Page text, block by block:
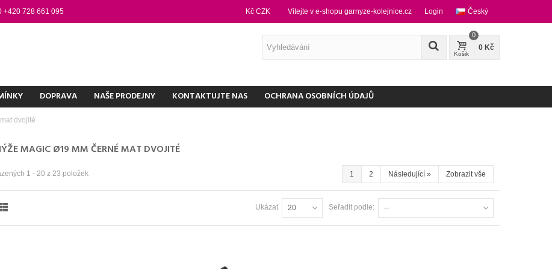
+420 728 661 095 Český
Vítejte v e-shopu garnyze-kolejnice.cz Login
Kč CZK
Košik
0
0 Kč
DOPRAVA NAŠE PRODEJNY KONTAKTUJTE NAS OCHRANA OSOBNÍCH ÚDAJŮ
dvojité
MAGIC Ø19 MM ČERNÉ MAT DVOJITÉ
1 2 Následující » Zobrazit vše
1 - 20 z 23 položek
Seřadit podle: --
Ukázat 20